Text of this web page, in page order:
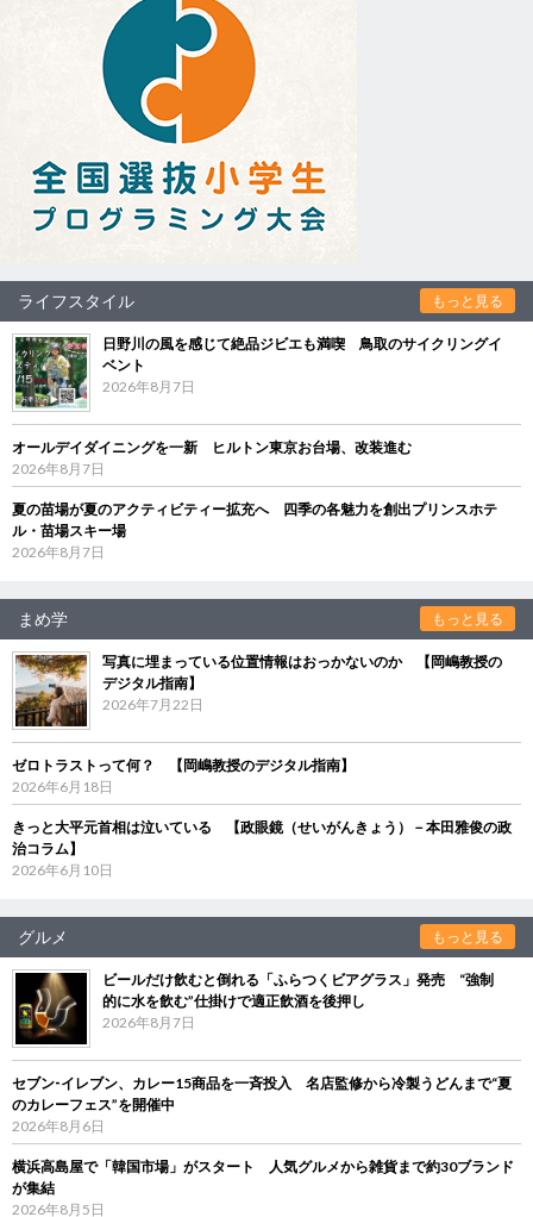
ライフスタイル もっと見る
日野川の風を感じて絶品ジビエも満喫 鳥取のサイクリングイ
ベント
2026年8月7日
オールデイダイニングを一新 ヒルトン東京お台場、改装進む
2026年8月7日
夏の苗場が夏のアクティビティー拡充へ 四季の各魅力を創出プリンスホテ
ル・苗場スキー場
2026年8月7日
まめ学 もっと見る
写真に埋まっている位置情報はおっかないのか 【岡嶋教授の
デジタル指南】
2026年7月22日
ゼロトラストって何？ 【岡嶋教授のデジタル指南】
2026年6月18日
きっと大平元首相は泣いている 【政眼鏡（せいがんきょう）－本田雅俊の政
治コラム】
2026年6月10日
グルメ もっと見る
ビールだけ飲むと倒れる「ふらつくビアグラス」発売 “強制
的に水を飲む”仕掛けで適正飲酒を後押し
2026年8月7日
セブン‐イレブン、カレー15商品を一斉投入 名店監修から冷製うどんまで“夏
のカレーフェス”を開催中
2026年8月6日
横浜高島屋で「韓国市場」がスタート 人気グルメから雑貨まで約30ブランド
が集結
2026年8月5日